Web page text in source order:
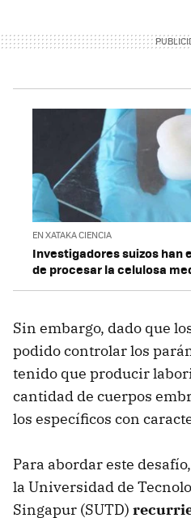
EN XATAKA CIENCIA
Investigadores suizos han
de procesar la celulosa
Sin embargo, dado que
podido controlar los
tenido que producir
cantidad de cuerpos
los específicos con
Para abordar este
la Universidad de
Singapur (SUTD)